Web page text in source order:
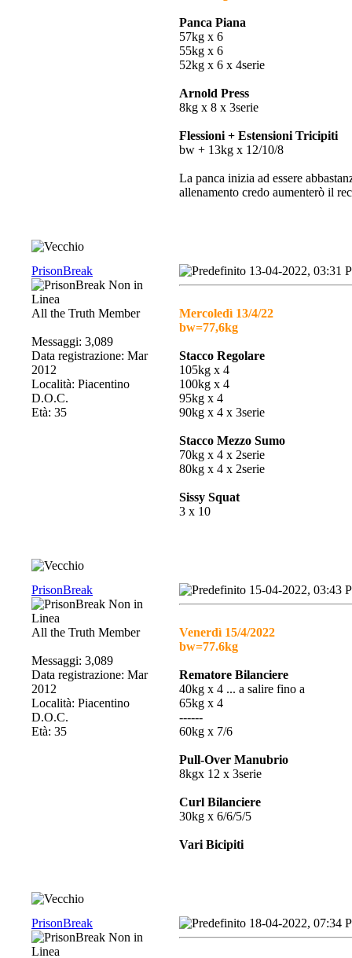
Panca Piana
57kg x 6
55kg x 6
52kg x 6 x 4serie
Arnold Press
8kg x 8 x 3serie
Flessioni + Estensioni Tricipiti
bw + 13kg x 12/10/8
La panca inizia ad essere
allenamento credo aumenterò il
PrisonBreak
All the Truth Member
Messaggi: 3,089
Data registrazione: Mar
2012
Località: Piacentino
D.O.C.
Età: 35
13-04-2022, 03:31
Mercoledì 13/4/22
bw=77,6kg
Stacco Regolare
105kg x 4
100kg x 4
95kg x 4
90kg x 4 x 3serie
Stacco Mezzo Sumo
70kg x 4 x 2serie
80kg x 4 x 2serie
Sissy Squat
3 x 10
PrisonBreak
All the Truth Member
Messaggi: 3,089
Data registrazione: Mar
2012
Località: Piacentino
D.O.C.
Età: 35
15-04-2022, 03:43
Venerdì 15/4/2022
bw=77.6kg
Rematore Bilanciere
40kg x 4 ... a salire fino a
65kg x 4
------
60kg x 7/6
Pull-Over Manubrio
8kgx 12 x 3serie
Curl Bilanciere
30kg x 6/6/5/5
Vari Bicipiti
PrisonBreak 18-04-2022, 07:34